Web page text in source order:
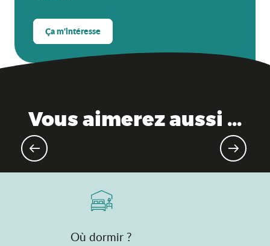
Ça m'intéresse
Vous aimerez aussi ...
Où dormir ?